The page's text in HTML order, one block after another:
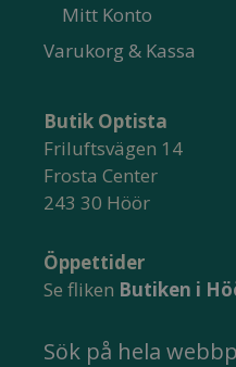
Mitt Konto
Varukorg & Kassa
Butik Optista
Friluftsvägen 14
Frosta Center
243 30 Höör
Öppettider
Se fliken Butiken i
Sök på hela